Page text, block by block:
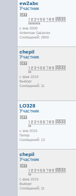
ew2abc
Участник
с янв 2009
Antennae Galaxies
Сообщений: 2800
chepil
Участник
с фев 2019
Выборг
Сообщений: 11
LO328
Участник
с апр 2015
Питер
Сообщений: 12
chepil
Участник
с фев 2019
Выборг
Сообщений: 11